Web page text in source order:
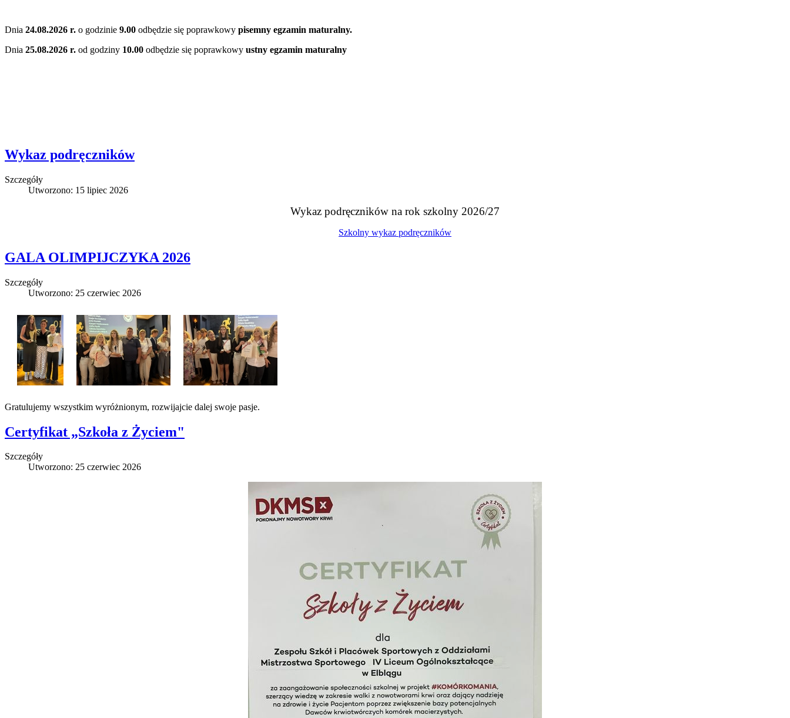
Dnia 24.08.2026 r. o godzinie 9.00 odbędzie się poprawkowy pisemny egzamin maturalny.
Dnia 25.08.2026 r. od godziny 10.00 odbędzie się poprawkowy ustny egzamin maturalny
Wykaz podręczników
Szczegóły
Utworzono: 15 lipiec 2026
Wykaz podręczników na rok szkolny 2026/27
Szkolny wykaz podręczników
GALA OLIMPIJCZYKA 2026
Szczegóły
Utworzono: 25 czerwiec 2026
Gratulujemy wszystkim wyróżnionym, rozwijajcie dalej swoje pasje.
Certyfikat „Szkoła z Życiem"
Szczegóły
Utworzono: 25 czerwiec 2026